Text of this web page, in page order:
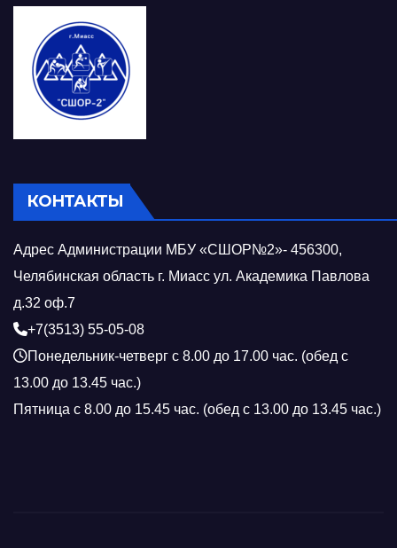
КОНТАКТЫ
Адрес Администрации МБУ «СШОР№2»- 456300,
Челябинская область г. Миасс ул. Академика Павлова
д.32 оф.7
+7(3513) 55-05-08
Понедельник-четверг с 8.00 до 17.00 час. (обед с
13.00 до 13.45 час.)
Пятница с 8.00 до 15.45 час. (обед с 13.00 до 13.45 час.)